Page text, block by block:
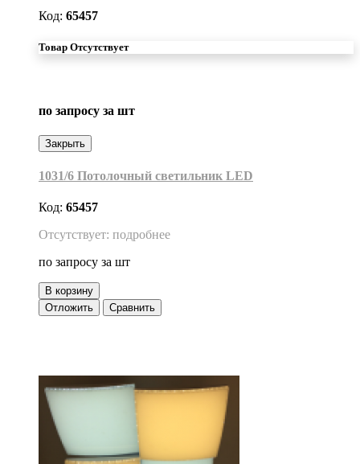
Код: 65457
Товар Отсутствует
по запросу за шт
Закрыть
1031/6 Потолочный светильник LED
Код: 65457
Отсутствует: подробнее
по запросу за шт
В корзину
Отложить
Сравнить